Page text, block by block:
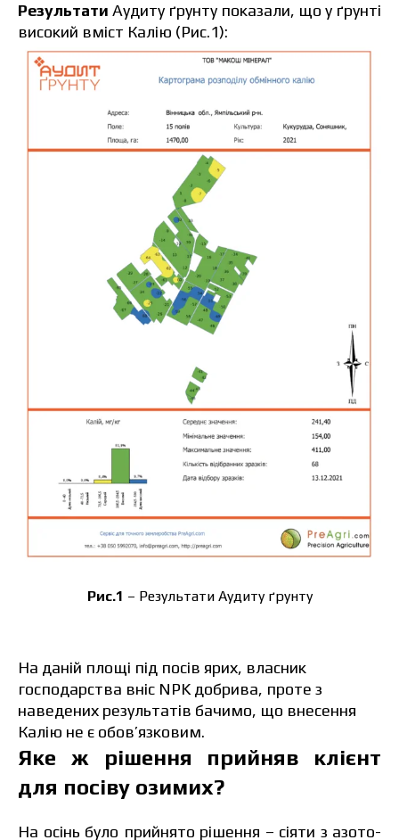
Результати Аудиту ґрунту показали, що у ґрунті
високий вміст Калію (Рис.1):
Рис.1 – Результати Аудиту ґрунту
На даній площі під посів ярих, власник
господарства вніс NPK добрива, проте з
наведених результатів бачимо, що внесення
Калію не є обов’язковим.
Яке ж рішення прийняв клієнт
для посіву озимих?
На осінь було прийнято рішення – сіяти з азото-